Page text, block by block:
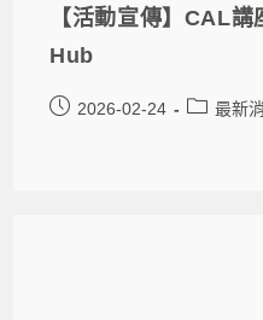
【活動宣傳】CAL
Hub
2026-02-24 最新